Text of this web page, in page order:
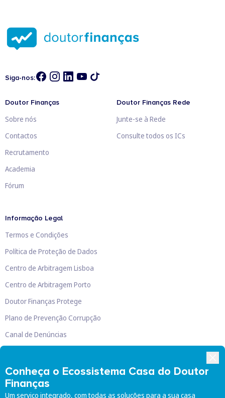
Conheça o Ecossistema Casa do Doutor
Finanças
Um serviço integrado, com todas as soluções para a sua casa
Siga-nos:
Doutor Finanças
Sobre nós
Contactos
Recrutamento
Academia
Fórum
Doutor Finanças Rede
Junte-se à Rede
Consulte todos os ICs
Informação Legal
Termos e Condições
Política de Proteção de Dados
Centro de Arbitragem Lisboa
Centro de Arbitragem Porto
Doutor Finanças Protege
Plano de Prevenção Corrupção
Canal de Denúncias